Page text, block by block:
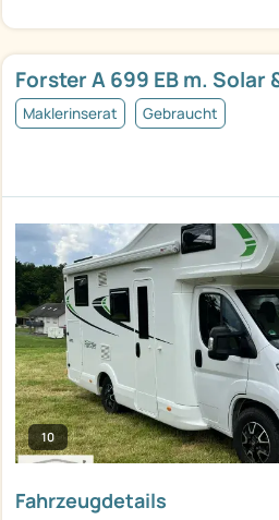
Forster A 699 EB m. Solar
Maklerinserat Gebraucht
10
Fahrzeugdetails